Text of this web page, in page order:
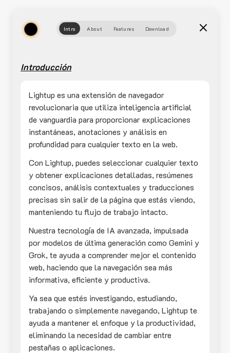
Intro About Features Download
Introducción
Lightup es una extensión de navegador
revolucionaria que utiliza inteligencia artificial
de vanguardia para proporcionar explicaciones
instantáneas, anotaciones y análisis en
profundidad para cualquier texto en la web.
Con Lightup, puedes seleccionar cualquier texto
y obtener explicaciones detalladas, resúmenes
concisos, análisis contextuales y traducciones
precisas sin salir de la página que estás viendo,
manteniendo tu flujo de trabajo intacto.
Nuestra tecnología de IA avanzada, impulsada
por modelos de última generación como Gemini y
Grok, te ayuda a comprender mejor el contenido
web, haciendo que la navegación sea más
informativa, eficiente y productiva.
Ya sea que estés investigando, estudiando,
trabajando o simplemente navegando, Lightup te
ayuda a mantener el enfoque y la productividad,
eliminando la necesidad de cambiar entre
pestañas o aplicaciones.